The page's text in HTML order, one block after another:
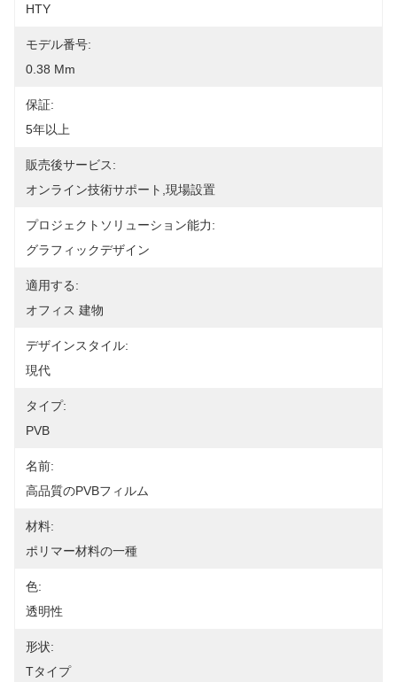
HTY
モデル番号:
0.38 Mm
保証:
5年以上
販売後サービス:
オンライン技術サポート,現場設置
プロジェクトソリューション能力:
グラフィックデザイン
適用する:
オフィス 建物
デザインスタイル:
現代
タイプ:
PVB
名前:
高品質のPVBフィルム
材料:
ポリマー材料の一種
色:
透明性
形状:
Tタイプ